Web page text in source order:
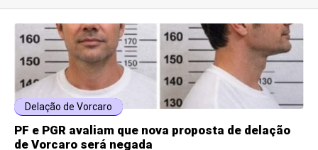
Delação de Vorcaro
PF e PGR avaliam que nova proposta de delação
de Vorcaro será negada